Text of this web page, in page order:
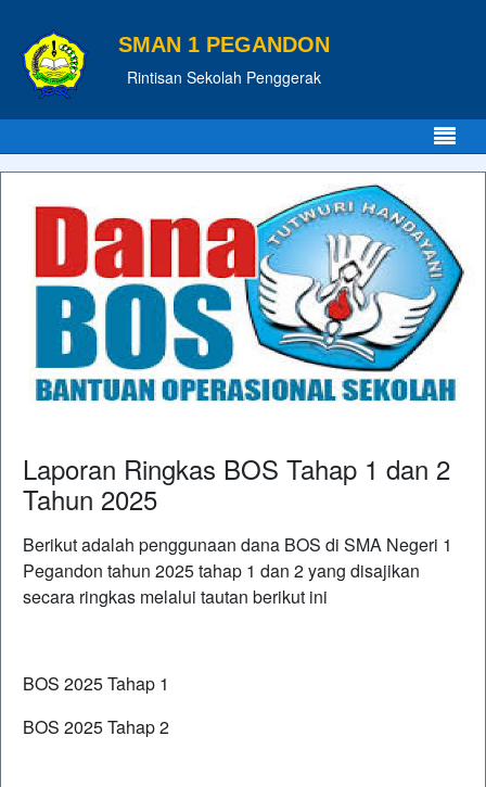
SMAN 1 PEGANDON
Rintisan Sekolah Penggerak
Laporan Ringkas BOS Tahap 1 dan 2
Tahun 2025
Berikut adalah penggunaan dana BOS di SMA Negeri 1
Pegandon tahun 2025 tahap 1 dan 2 yang disajikan
secara ringkas melalui tautan berikut ini
BOS 2025 Tahap 1
BOS 2025 Tahap 2